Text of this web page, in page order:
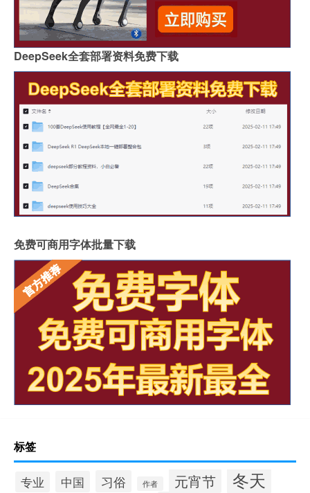
DeepSeek全套部署资料免费下载
免费可商用字体批量下载
标签
专业 中国 习俗 作者 元宵节 冬天